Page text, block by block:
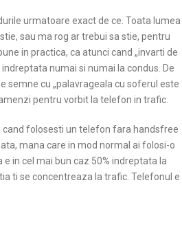
urmatoare exact de ce. Toata lumea
sau ma rog ar trebui sa stie, pentru
in practica, ca atunci cand „invarti de
numai si numai la condus. De
semne cu „palavrageala cu soferul este
pentru vorbit la telefon in trafic.
cand folosesti un telefon fara handsfree
mana care in mod normal ai folosi-o
in cel mai bun caz 50% indreptata la
ti se concentreaza la trafic. Telefonul e